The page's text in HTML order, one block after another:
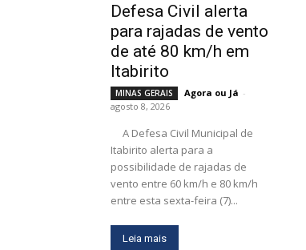
Defesa Civil alerta
para rajadas de vento
de até 80 km/h em
Itabirito
MINAS GERAIS Agora ou Já -
agosto 8, 2026
Itabirito alerta para a
possibilidade de rajadas de
vento entre 60 km/h e 80 km/h
entre esta sexta-feira (7)...
Leia mais